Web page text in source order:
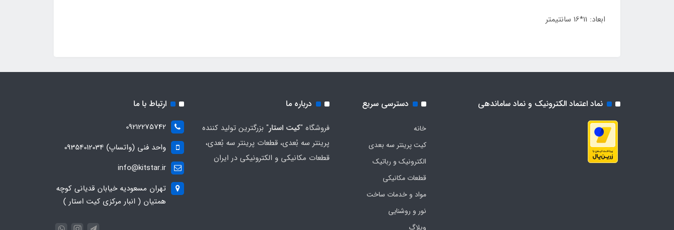
ابعاد: 11*16 سانتیمتر
نماد اعتماد الکترونیک و نماد ساماندهی دسترسی سریع
خانه
کیت پرینتر سه بعدی
الکترونیک و رباتیک
قطعات مکانیکی
مواد و خدمات ساخت
نور و روشنایی
وبلاگ
درباره ما
فروشگاه "کیت استار" بزرگترین تولید کننده
پرینتر سه بُعدی، قطعات پرینتر سه بُعدی،
قطعات مکانیکی و الکترونیکی در ایران
ارتباط با ما
09212275742
واحد فنی (واتساپ) 09354012034
info@kitstar.ir
تهران مسعودیه خیابان قدیانی کوچه
همتیان ( انبار مرکزی کیت استار )